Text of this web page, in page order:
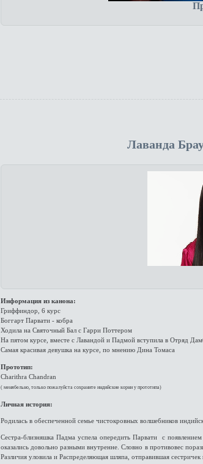
Лаванда
Информация из канона:
Гриффиндор, 6 курс
Боггарт Парвати - кобра
Ходила на Святочный Бал с Гарри Поттером
На пятом курсе, вместе с Лавандой и Падмой вступила в Отряд
Самая красивая девушка на курсе, по мнению Дина Томаса
Прототип:
Charithra Chandran
( менябельно, только пожалуйста сохраните индийские корни у прототипа)
Личная история:
Родилась в обеспеченной семье чистокровных волшебников
Сестра-близняшка Падма успела опередить Парвати с
оказались довольно разными внутренне. Словно в противовес
Различия уловила и Распределяющая шляпа, отправившая сестричек